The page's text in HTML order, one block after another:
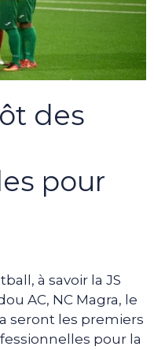
des
pour
à savoir la JS
AC, NC Magra, le
seront les premiers
pour la